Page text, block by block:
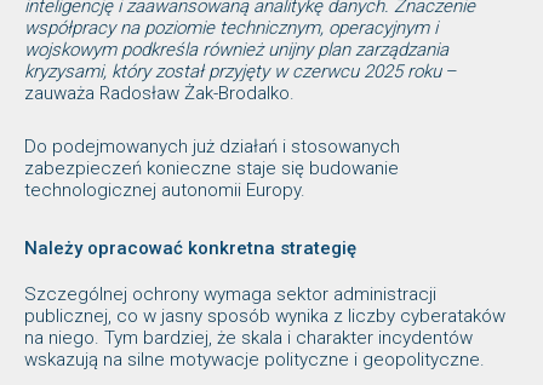
inteligencję i zaawansowaną analitykę danych. Znaczenie
współpracy na poziomie technicznym, operacyjnym i
wojskowym podkreśla również unijny plan zarządzania
kryzysami, który został przyjęty w czerwcu 2025 roku–
zauważa Radosław Żak-Brodalko.
Do podejmowanych już działań i stosowanych
zabezpieczeń konieczne staje się budowanie
technologicznej autonomii Europy.
Należy opracować konkretna strategię
Szczególnej ochrony wymaga sektor administracji
publicznej, co w jasny sposób wynika z liczby cyberataków
na niego. Tym bardziej, że skala i charakter incydentów
wskazują na silne motywacje polityczne i geopolityczne.